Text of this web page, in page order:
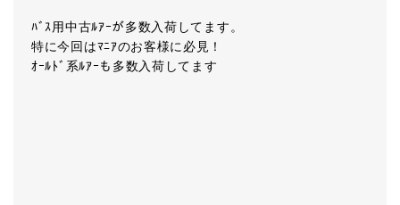
ﾊﾞｽ用中古ﾙｱｰが多数入荷してます。
特に今回はﾏﾆｱのお客様に必見！
ｵｰﾙﾄﾞ系ﾙｱｰも多数入荷してます